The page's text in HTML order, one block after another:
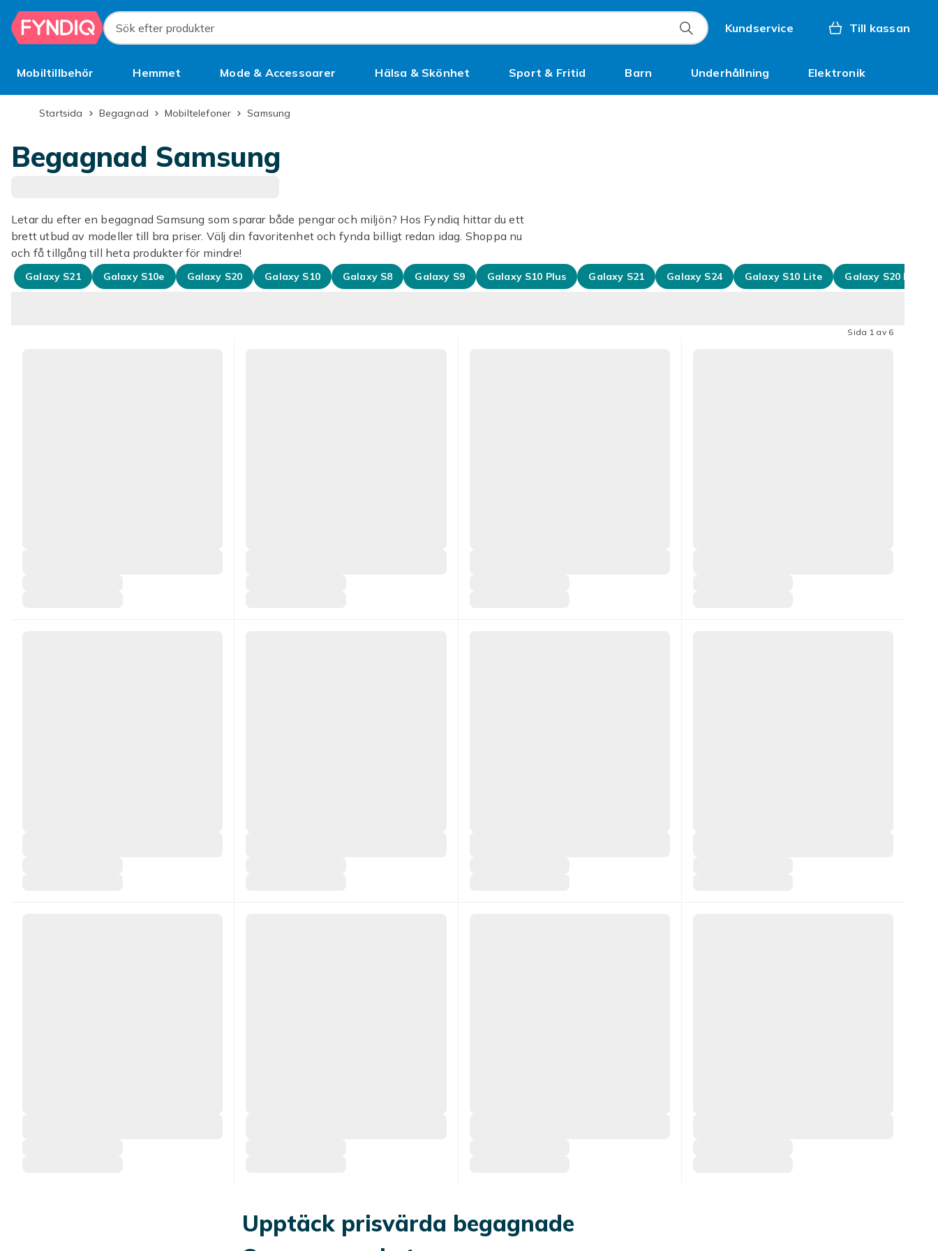
Hoppa till huvudinnehållet
Sök efter produkter
Kundservice Till kassan
Mobiltillbehör Hemmet Mode & Accessoarer Hälsa & Skönhet Sport & Fritid Barn Underhållning Elektronik
Bättre än begagnat
Startsida Begagnad Mobiltelefoner Samsung
Begagnad Samsung
Letar du efter en begagnad Samsung som sparar både pengar och miljön? Hos Fyndiq hittar du ett
brett utbud av modeller till bra priser. Välj din favoritenhet och fynda billigt redan idag. Shoppa nu
och få tillgång till heta produkter för mindre!
Galaxy S21 Galaxy S10e Galaxy S20 Galaxy S10 Galaxy S8 Galaxy S9 Galaxy S10 Plus Galaxy S21 Galaxy S24 Galaxy S10 Lite Galaxy S20 FE
Sida 1 av 6
Upptäck prisvärda begagnade